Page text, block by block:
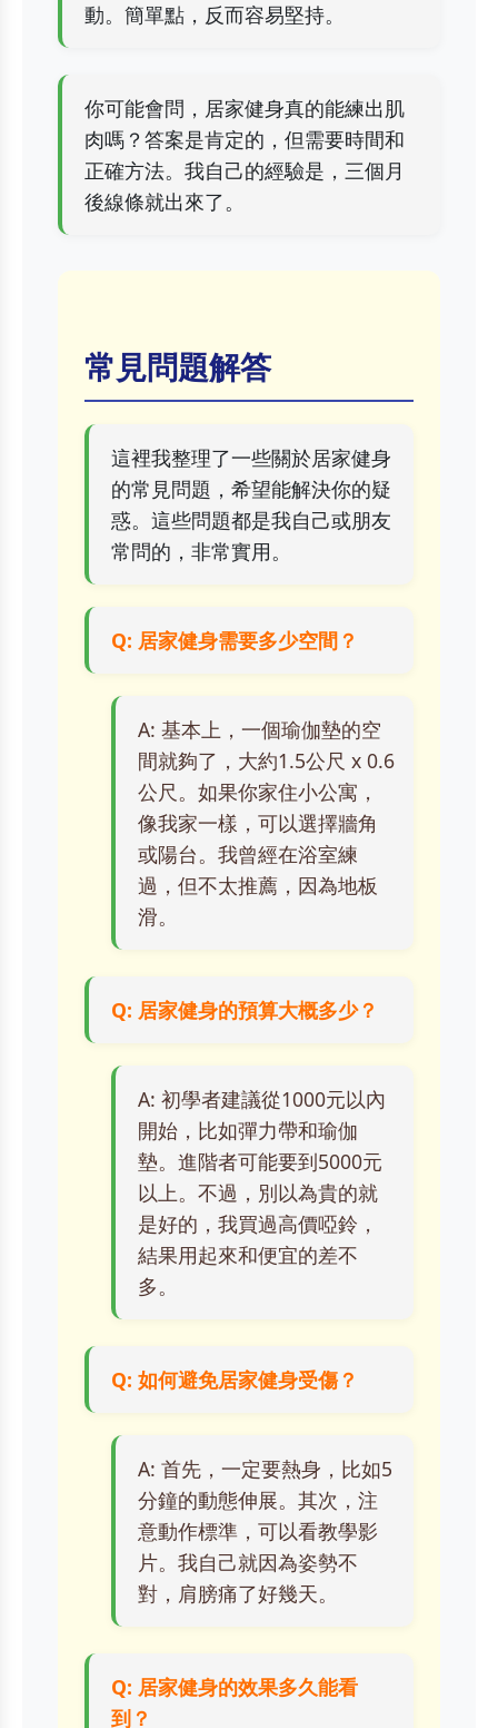
動。簡單點，反而容易堅持。
你可能會問，居家健身真的能練出肌
肉嗎？答案是肯定的，但需要時間和
正確方法。我自己的經驗是，三個月
後線條就出來了。
常見問題解答
這裡我整理了一些關於居家健身
的常見問題，希望能解決你的疑
惑。這些問題都是我自己或朋友
常問的，非常實用。
Q: 居家健身需要多少空間？
A: 基本上，一個瑜伽墊的空
間就夠了，大約1.5公尺 x 0.6
公尺。如果你家住小公寓，
像我家一樣，可以選擇牆角
或陽台。我曾經在浴室練
過，但不太推薦，因為地板
滑。
Q: 居家健身的預算大概多少？
A: 初學者建議從1000元以內
開始，比如彈力帶和瑜伽
墊。進階者可能要到5000元
以上。不過，別以為貴的就
是好的，我買過高價啞鈴，
結果用起來和便宜的差不
多。
Q: 如何避免居家健身受傷？
A: 首先，一定要熱身，比如5
分鐘的動態伸展。其次，注
意動作標準，可以看教學影
片。我自己就因為姿勢不
對，肩膀痛了好幾天。
Q: 居家健身的效果多久能看
到？